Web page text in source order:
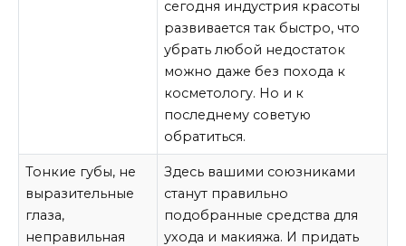
сегодня индустрия красоты
развивается так быстро, что
убрать любой недостаток
можно даже без похода к
косметологу. Но и к
последнему советую
обратиться.
Тонкие губы, не
выразительные
глаза,
неправильная
Здесь вашими союзниками
станут правильно
подобранные средства для
ухода и макияжа. И придать